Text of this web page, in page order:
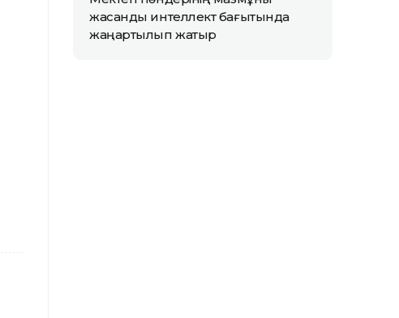
жасанды интеллект бағытында
жаңартылып жатыр